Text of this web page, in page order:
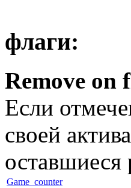
флаги:
Remove on
Если
своей
Game_counter